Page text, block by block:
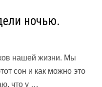
ночью.
нашей жизни. Мы
сон и как можно это
что у …